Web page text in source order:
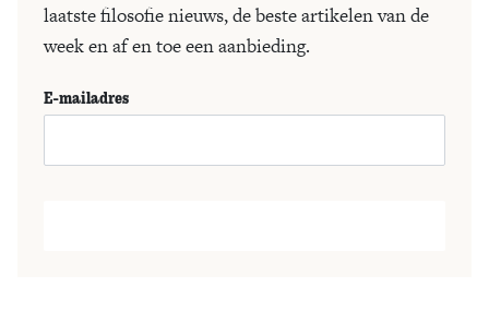
laatste filosofie nieuws, de beste artikelen van de
week en af en toe een aanbieding.
E-mailadres